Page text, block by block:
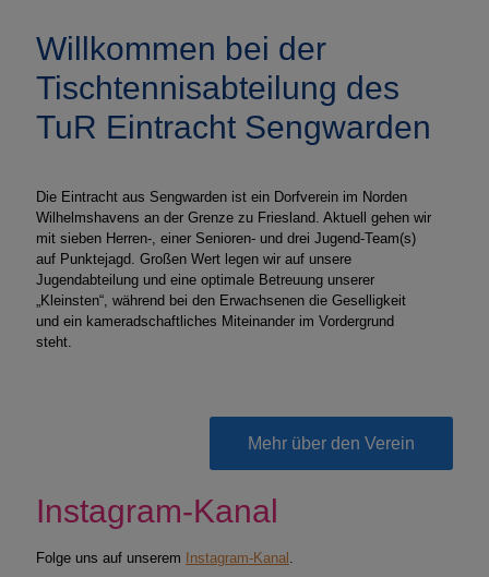
Willkommen bei der
Tischtennisabteilung des
TuR Eintracht Sengwarden
Die Eintracht aus Sengwarden ist ein Dorfverein im Norden
Wilhelmshavens an der Grenze zu Friesland. Aktuell gehen wir
mit sieben Herren-, einer Senioren- und drei Jugend-Team(s)
auf Punktejagd. Großen Wert legen wir auf unsere
Jugendabteilung und eine optimale Betreuung unserer
„Kleinsten“, während bei den Erwachsenen die Geselligkeit
und ein kameradschaftliches Miteinander im Vordergrund
steht.
Mehr über den Verein
Instagram-Kanal
Folge uns auf unserem Instagram-Kanal .